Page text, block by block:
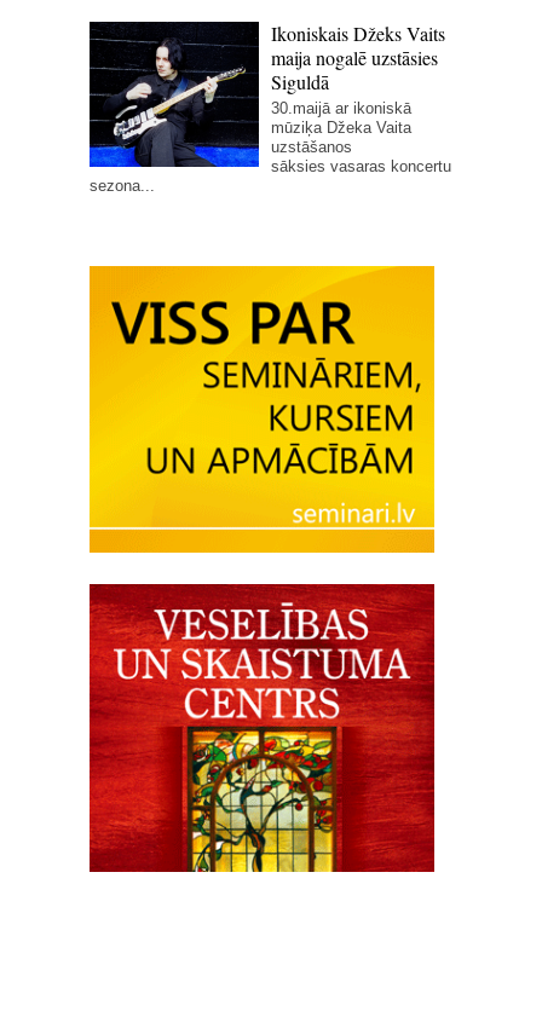
Ikoniskais Džeks Vaits
maija nogalē uzstāsies
Siguldā
30.maijā ar ikoniskā
mūziķa Džeka Vaita
uzstāšanos
sāksies vasaras koncertu
sezona...